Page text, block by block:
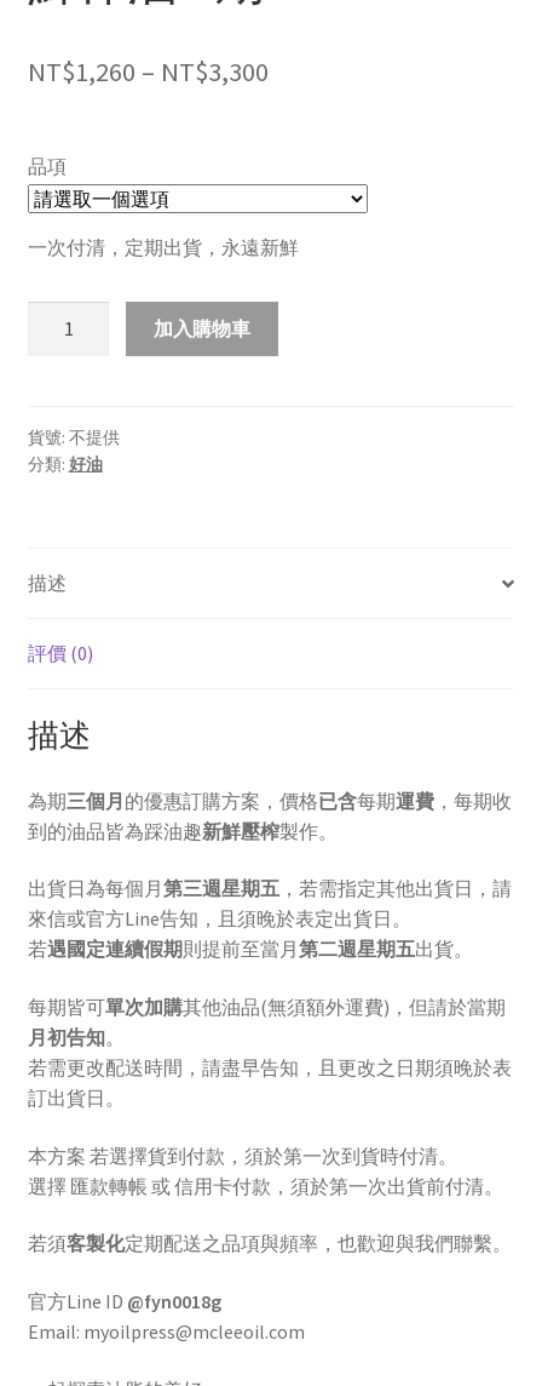
NT$1,260 – NT$3,300
品項
McLee
冷
油-3
數
加入購物車
貨號: 不提供
分類: 好油
描述
評價 (0)
描述
為期三個月 的優惠訂購方案，價格已含每期運費，每期收
到的油品皆為踩油趣新鮮壓榨製作。
出貨日為每個月第三週星期五，若需指定其他出貨日，請
來信或官方Line告知，且須晚於表定出貨日。
若遇國定連續假期則提前至當月第二週星期五出貨。
每期皆可單次加購其他油品(無須額外運費)，但請於當期
月初告知。
若需更改配送時間，請盡早告知，且更改之日期須晚於表
訂出貨日。
本方案 若選擇貨到付款，須於第一次到貨時付清。
選擇 匯款轉帳 或 信用卡付款，須於第一次出貨前付清。
若須客製化定期配送之品項與頻率，也歡迎與我們聯繫。
官方Line ID @fyn0018g
Email: myoilpress@mcleeoil.com